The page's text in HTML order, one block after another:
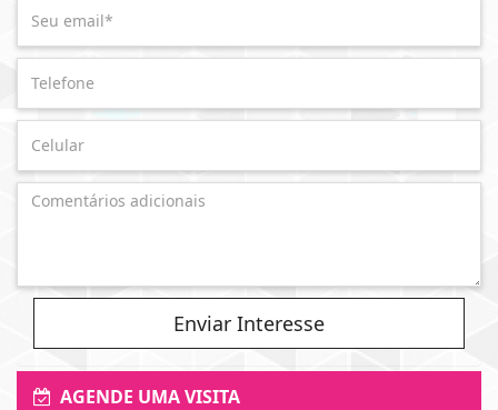
Enviar Interesse
AGENDE UMA VISITA